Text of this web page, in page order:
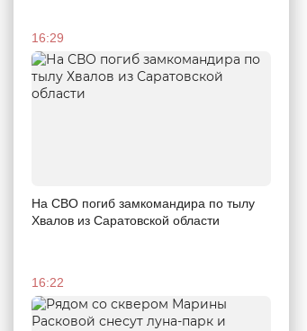
16:29
На СВО погиб замкомандира по тылу
Хвалов из Саратовской области
16:22